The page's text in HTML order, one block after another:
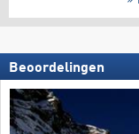
Beoordelingen